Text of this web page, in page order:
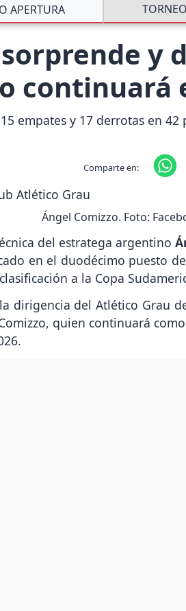
APERTURA
y
continuará
empates y 17 derrotas en
Comparte en:
Ángel Comizzo. Foto:
del estratega argentino
en el duodécimo puesto
a la Copa
dirigencia del Atlético Grau
quien continuará